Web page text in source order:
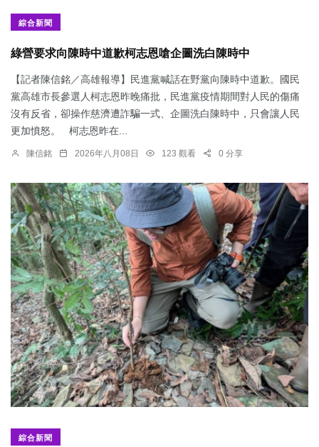
綜合新聞
綠營要求向陳時中道歉柯志恩嗆企圖洗白陳時中
【記者陳信銘／高雄報導】民進黨喊話在野黨向陳時中道歉。國民
黨高雄市長參選人柯志恩昨晚痛批，民進黨疫情期間對人民的傷痛
沒有反省，卻操作慈濟遭詐騙一式、企圖洗白陳時中，只會讓人民
更加憤怒。 柯志恩昨在...
陳信銘 2026年八月08日 123 觀看 0 分享
綜合新聞